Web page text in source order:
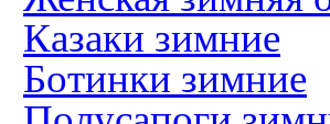
Казаки зимние
Ботинки зимние